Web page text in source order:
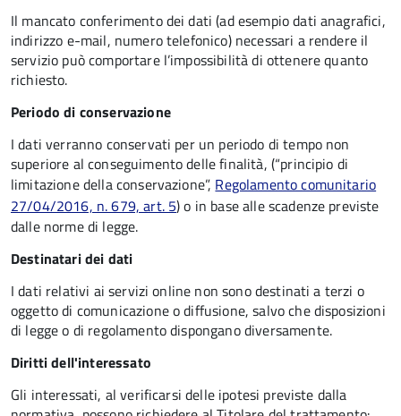
Il mancato conferimento dei dati (ad esempio dati anagrafici,
indirizzo e-mail, numero telefonico) necessari a rendere il
servizio può comportare l’impossibilità di ottenere quanto
richiesto.
Periodo di conservazione
I dati verranno conservati per un periodo di tempo non
superiore al conseguimento delle finalità, (“principio di
limitazione della conservazione”, Regolamento comunitario
27/04/2016, n. 679, art. 5) o in base alle scadenze previste
dalle norme di legge.
Destinatari dei dati
I dati relativi ai servizi online non sono destinati a terzi o
oggetto di comunicazione o diffusione, salvo che disposizioni
di legge o di regolamento dispongano diversamente.
Diritti dell'interessato
Gli interessati, al verificarsi delle ipotesi previste dalla